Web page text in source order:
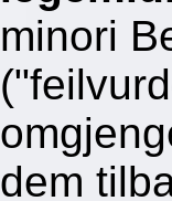
minori
dem